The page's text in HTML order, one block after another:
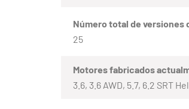
Número total de versiones
25
Motores fabricados
3.6, 3.6 AWD, 5.7, 6.2 SRT